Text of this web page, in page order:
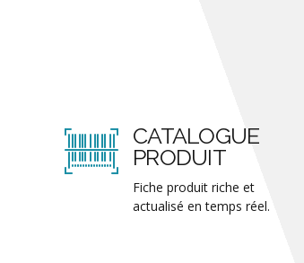
CATALOGUE
PRODUIT
Fiche produit riche et
actualisé en temps réel.